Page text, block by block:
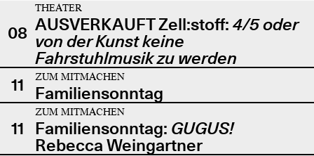
08
THEATER
AUSVERKAUFT Zell:stoff: 4/5 oder
von der Kunst keine
Fahrstuhlmusik zu werden
11
ZUM MITMACHEN
Familiensonntag
11
ZUM MITMACHEN
Familiensonntag: GUGUS!
Rebecca Weingartner